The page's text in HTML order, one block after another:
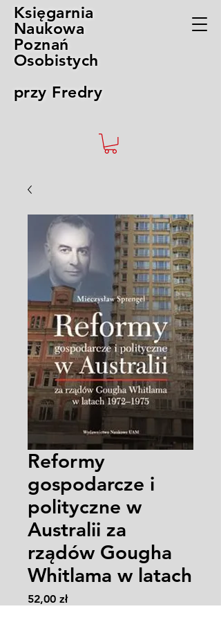
Księgarnia
Naukowa
Poznań
Osobistych
przy Fredry
Reformy
gospodarcze i
polityczne w
Australii za
rządów Gougha
Whitlama w latach
52,00 złCena